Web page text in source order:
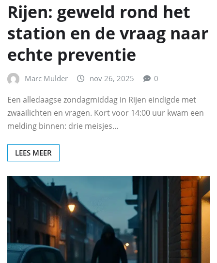
Rijen: geweld rond het
station en de vraag naar
echte preventie
Marc Mulder nov 26, 2025 0
Een alledaagse zondagmiddag in Rijen eindigde met
zwaailichten en vragen. Kort voor 14:00 uur kwam een
melding binnen: drie meisjes…
LEES MEER